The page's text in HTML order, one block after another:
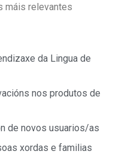
máis relevantes
da Lingua de
nos produtos de
de novos usuarios/as
xordas e familias